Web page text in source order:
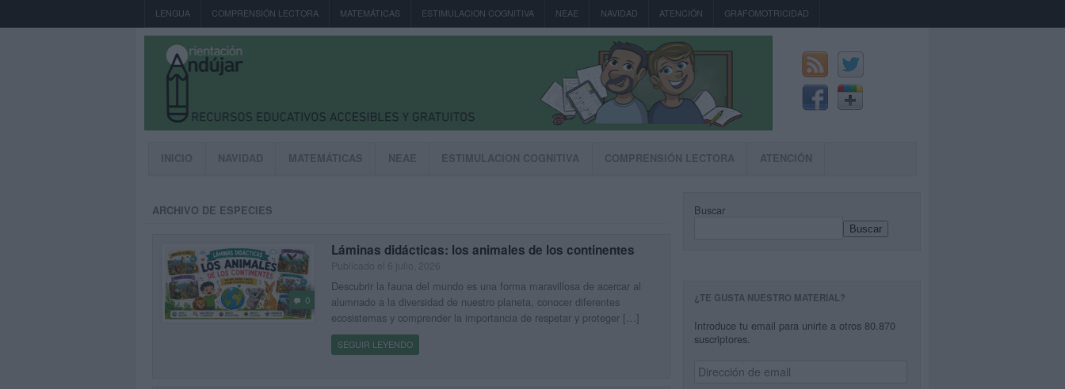
LENGUA COMPRENSIÓN LECTORA MATEMÁTICAS ESTIMULACION COGNITIVA NEAE NAVIDAD ATENCIÓN GRAFOMOTRICIDAD
INICIO NAVIDAD MATEMÁTICAS NEAE ESTIMULACION COGNITIVA COMPRENSIÓN LECTORA ATENCIÓN
ARCHIVO DE ESPECIES
0
Láminas didácticas: los animales de los continentes
Descubrir la fauna del mundo es una forma maravillosa de acercar al
alumnado a la diversidad de nuestro planeta, conocer diferentes
ecosistemas y comprender la importancia de respetar y proteger […]
SEGUIR LEYENDO
Buscar
Buscar
¿TE GUSTA NUESTRO MATERIAL?
Introduce tu email para unirte a otros 80.870
suscriptores.
Dirección
de